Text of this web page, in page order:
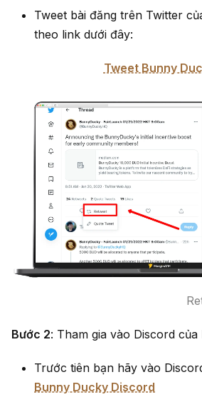
Tweet bài đăng trên Twitter
theo link dưới đây:
Tweet Bunny
Bước 2: Tham gia vào Discord
Trước tiên bạn hãy vào
Bunny Ducky Discord